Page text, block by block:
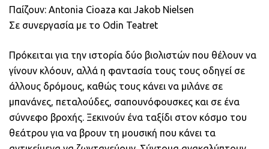
Παίζουν: Antonia Cioaza και Jakob Nielsen
Σε συνεργασία με το Odin Teatret
Πρόκειται για την ιστορία δύο βιολιστών που θέλουν να
γίνουν κλόουν, αλλά η φαντασία τους τους οδηγεί σε
άλλους δρόμους, καθώς τους κάνει να μιλάνε σε
μπανάνες, πεταλούδες, σαπουνόφουσκες και σε ένα
σύννεφο βροχής. Ξεκινούν ένα ταξίδι στον κόσμο του
θεάτρου για να βρουν τη μουσική που κάνει τα